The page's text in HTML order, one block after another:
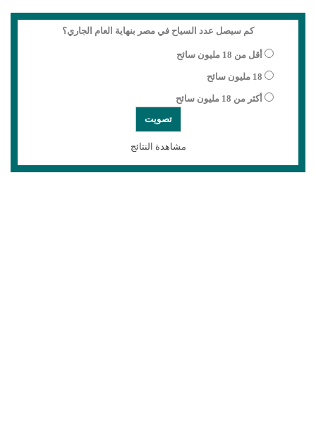
كم سيصل عدد السياح في مصر بنهاية العام الجاري؟
أقل من 18 مليون سائح
18 مليون سائح
أكثر من 18 مليون سائح
مشاهدة النتائج